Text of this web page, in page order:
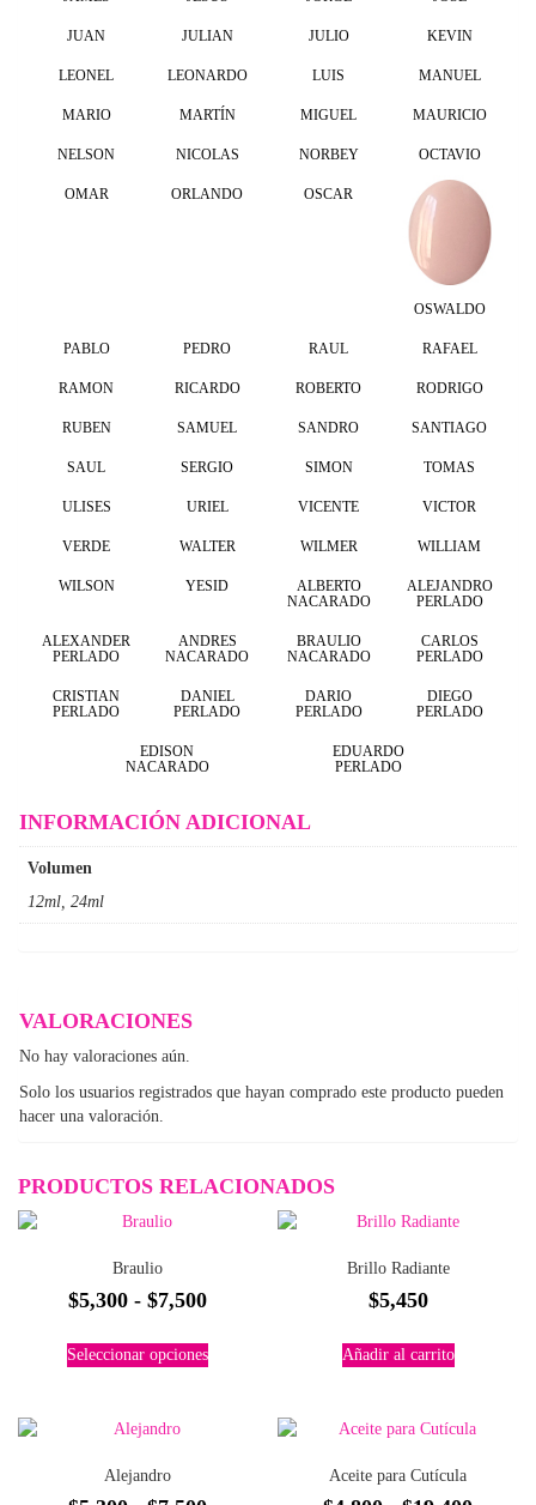
JUAN JULIAN JULIO KEVIN
LEONEL LEONARDO LUIS MANUEL
MARIO MARTÍN MIGUEL MAURICIO
NELSON NICOLAS NORBEY OCTAVIO
OMAR ORLANDO OSCAR
OSWALDO
PABLO PEDRO RAUL RAFAEL
RAMON RICARDO ROBERTO RODRIGO
RUBEN SAMUEL SANDRO SANTIAGO
SAUL SERGIO SIMON TOMAS
ULISES URIEL VICENTE VICTOR
VERDE WALTER WILMER WILLIAM
WILSON YESID
ALBERTO
NACARADO
ALEJANDRO
PERLADO
ALEXANDER
PERLADO
ANDRES
NACARADO
BRAULIO
NACARADO
CARLOS
PERLADO
CRISTIAN
PERLADO
DANIEL
PERLADO
DARIO
PERLADO
DIEGO
PERLADO
EDISON
NACARADO
EDUARDO
PERLADO
INFORMACIÓN ADICIONAL
Volumen
12ml, 24ml
VALORACIONES
No hay valoraciones aún.
Solo los usuarios registrados que hayan comprado este producto pueden
hacer una valoración.
PRODUCTOS RELACIONADOS
Braulio
$5,300 - $7,500Rango
precios:
Seleccionar opcionesproducto
Brillo Radiante
$5,450
Añadir al carrito
Alejandro Aceite para Cutícula